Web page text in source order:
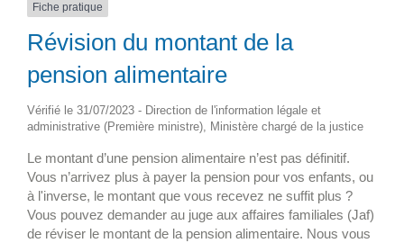
Fiche pratique
Révision du montant de la
pension alimentaire
Vérifié le 31/07/2023 - Direction de l'information légale et
administrative (Première ministre), Ministère chargé de la justice
Le montant d’une pension alimentaire n’est pas définitif.
Vous n’arrivez plus à payer la pension pour vos enfants, ou
à l'inverse, le montant que vous recevez ne suffit plus ?
Vous pouvez demander au juge aux affaires familiales (Jaf)
de réviser le montant de la pension alimentaire. Nous vous